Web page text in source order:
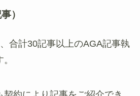
）
合計30記事以上のAGA記事執